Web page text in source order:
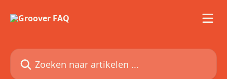
Zoeken naar artikelen ...